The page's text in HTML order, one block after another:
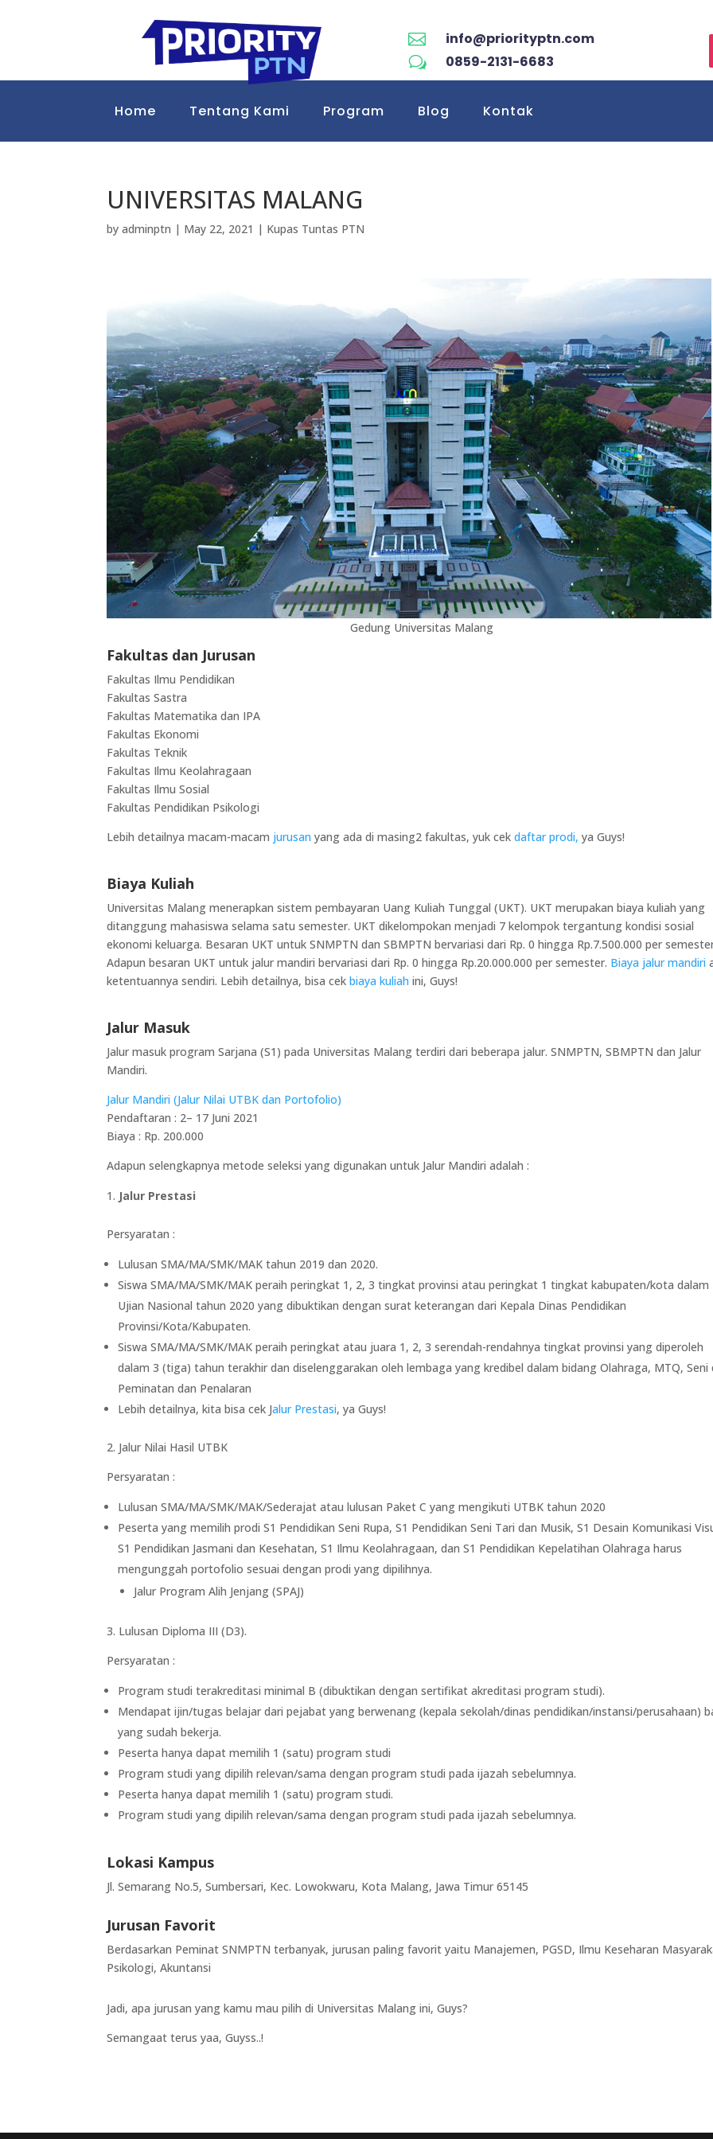
 info@priorityptn.com
w 0859-2131-6683
Home Tentang Kami Program Blog Kontak
UNIVERSITAS MALANG
byadminptn | May 22, 2021 | Kupas Tuntas PTN
Gedung Universitas Malang
Fakultas dan Jurusan
Fakultas Ilmu Pendidikan
Fakultas Sastra
Fakultas Matematika dan IPA
Fakultas Ekonomi
Fakultas Teknik
Fakultas Ilmu Keolahragaan
Fakultas Ilmu Sosial
Fakultas Pendidikan Psikologi
Lebih detailnya macam-macam jurusan yang ada di masing2 fakultas, yuk cekdaftar prodi, ya Guys!
Biaya Kuliah
Universitas Malang menerapkan sistem pembayaran Uang Kuliah Tunggal (UKT). UKT merupakan biaya kuliah yang
ditanggung mahasiswa selama satu semester. UKT dikelompokan menjadi 7 kelompok tergantung kondisi sosial
ekonomi keluarga. Besaran UKT untuk SNMPTN dan SBMPTN bervariasi dari Rp. 0 hingga Rp.7.500.000 per
Adapun besaran UKT untuk jalur mandiri bervariasi dari Rp. 0 hingga Rp.20.000.000 per semester. Biaya jalur mandiri
ketentuannya sendiri. Lebih detailnya, bisa cekbiaya kuliah ini, Guys!
Jalur Masuk
Jalur masuk program Sarjana (S1) pada Universitas Malang terdiri dari beberapa jalur. SNMPTN, SBMPTN dan Jalur
Mandiri.
Jalur Mandiri (Jalur Nilai UTBK dan Portofolio)
Pendaftaran : 2– 17 Juni 2021
Biaya : Rp. 200.000
Adapun selengkapnya metode seleksi yang digunakan untuk Jalur Mandiri adalah :
Jalur Prestasi
Persyaratan :
Lulusan SMA/MA/SMK/MAK tahun 2019 dan 2020.
Siswa SMA/MA/SMK/MAK peraih peringkat 1, 2, 3 tingkat provinsi atau peringkat 1 tingkat kabupaten/kota dalam
Ujian Nasional tahun 2020 yang dibuktikan dengan surat keterangan dari Kepala Dinas Pendidikan
Provinsi/Kota/Kabupaten.
Siswa SMA/MA/SMK/MAK peraih peringkat atau juara 1, 2, 3 serendah-rendahnya tingkat provinsi yang diperoleh
dalam 3 (tiga) tahun terakhir dan diselenggarakan oleh lembaga yang kredibel dalam bidang Olahraga, MTQ, Seni
Peminatan dan Penalaran
Lebih detailnya, kita bisa cek Jalur Prestasi, ya Guys!
2. Jalur Nilai Hasil UTBK
Persyaratan :
Lulusan SMA/MA/SMK/MAK/Sederajat atau lulusan Paket C yang mengikuti UTBK tahun 2020
Peserta yang memilih prodi S1 Pendidikan Seni Rupa, S1 Pendidikan Seni Tari dan Musik, S1 Desain Komunikasi
S1 Pendidikan Jasmani dan Kesehatan, S1 Ilmu Keolahragaan, dan S1 Pendidikan Kepelatihan Olahraga harus
mengunggah portofolio sesuai dengan prodi yang dipilihnya.
Jalur Program Alih Jenjang (SPAJ)
3. Lulusan Diploma III (D3).
Persyaratan :
Program studi terakreditasi minimal B (dibuktikan dengan sertifikat akreditasi program studi).
Mendapat ijin/tugas belajar dari pejabat yang berwenang (kepala sekolah/dinas pendidikan/instansi/perusahaan)
yang sudah bekerja.
Peserta hanya dapat memilih 1 (satu) program studi
Program studi yang dipilih relevan/sama dengan program studi pada ijazah sebelumnya.
Peserta hanya dapat memilih 1 (satu) program studi.
Program studi yang dipilih relevan/sama dengan program studi pada ijazah sebelumnya.
Lokasi Kampus
Jl. Semarang No.5, Sumbersari, Kec. Lowokwaru, Kota Malang, Jawa Timur 65145
Jurusan Favorit
Berdasarkan Peminat SNMPTN terbanyak, jurusan paling favorit yaitu Manajemen, PGSD, Ilmu Keseharan
Psikologi, Akuntansi
Jadi, apa jurusan yang kamu mau pilih di Universitas Malang ini, Guys?
Semangaat terus yaa, Guyss..!